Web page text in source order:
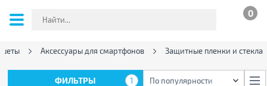
0
Аксессуары для смартфонов Защитные пленки и стекла
ФИЛЬТРЫ 1 По популярности
ФИЛЬТРЫ 1 По популярности